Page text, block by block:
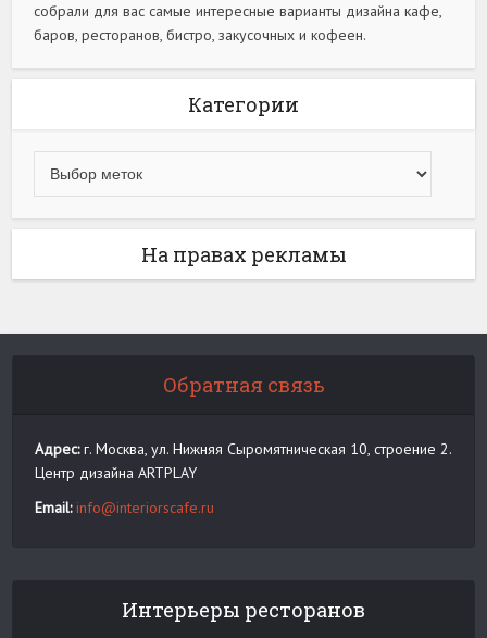
собрали для вас самые интересные варианты дизайна кафе,
баров, ресторанов, бистро, закусочных и кофеен.
Категории
На правах рекламы
Обратная связь
Адрес:г. Москва, ул. Нижняя Сыромятническая 10, строение 2.
Центр дизайна ARTPLAY
Email: info@interiorscafe.ru
Интерьеры ресторанов